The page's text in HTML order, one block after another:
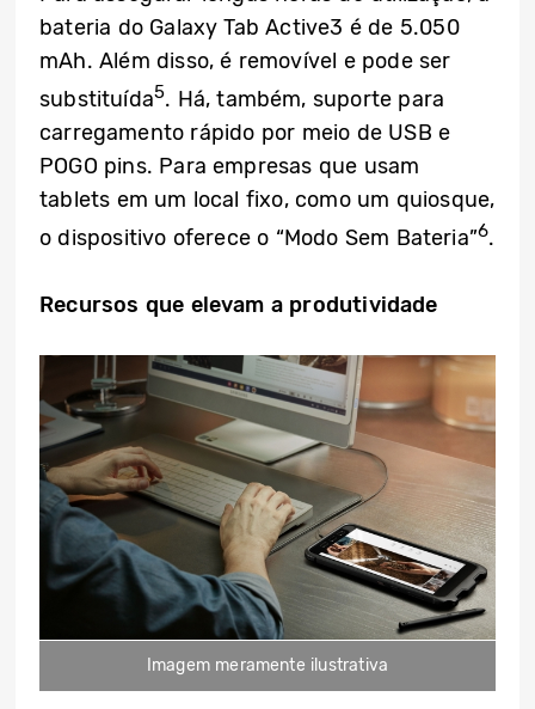
bateria do Galaxy Tab Active3 é de 5.050
mAh. Além disso, é removível e pode ser
substituída5. Há, também, suporte para
carregamento rápido por meio de USB e
POGO pins. Para empresas que usam
tablets em um local fixo, como um quiosque,
o dispositivo oferece o “Modo Sem Bateria”6.
Recursos que elevam a produtividade
Imagem meramente ilustrativa